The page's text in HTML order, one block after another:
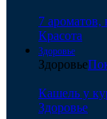
7 ароматов,
Красота
Здоровье
Здоровье
Кашель у
Здоровье